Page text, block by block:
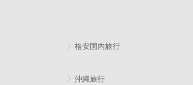
格安国内旅行
沖縄旅行